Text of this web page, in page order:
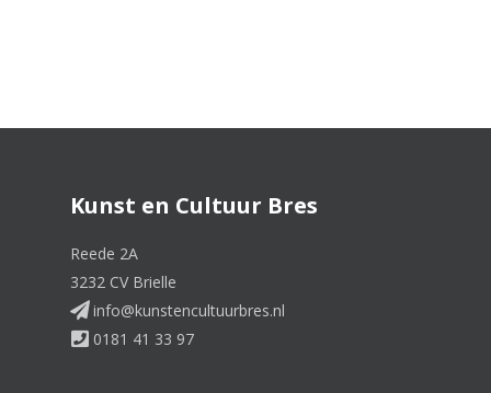
Kunst en Cultuur Bres
Reede 2A
3232 CV Brielle
info@kunstencultuurbres.nl
0181 41 33 97